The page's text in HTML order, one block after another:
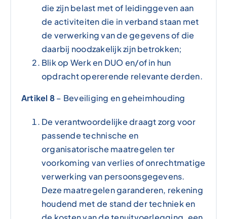
die zijn belast met of leidinggeven aan
de activiteiten die in verband staan met
de verwerking van de gegevens of die
daarbij noodzakelijk zijn betrokken;
Blik op Werk en DUO en/of in hun
opdracht opererende relevante derden.
Artikel 8– Beveiliging en geheimhouding
De verantwoordelijke draagt zorg voor
passende technische en
organisatorische maatregelen ter
voorkoming van verlies of onrechtmatige
verwerking van persoonsgegevens.
Deze maatregelen garanderen, rekening
houdend met de stand der techniek en